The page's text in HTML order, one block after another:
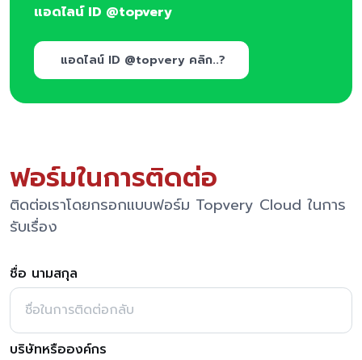
แอดไลน์ ID @topvery
แอดไลน์ ID @topvery คลิก..?
ฟอร์มในการติดต่อ
ติดต่อเราโดยกรอกแบบฟอร์ม Topvery Cloud ในการ
รับเรื่อง
ชื่อ นามสกุล
บริษัทหรือองค์กร